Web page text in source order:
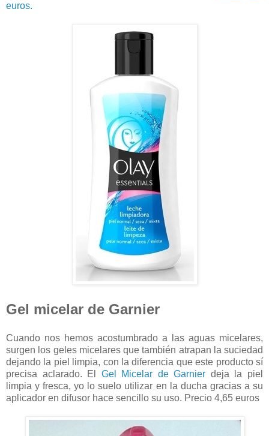
euros.
Gel micelar de Garnier
Cuando nos hemos acostumbrado a las aguas micelares,
surgen los geles micelares que también atrapan la suciedad
dejando la piel limpia, con la diferencia que este producto sí
precisa aclarado. El Gel Micelar de Garnier deja la piel
limpia y fresca, yo lo suelo utilizar en la ducha gracias a su
aplicador en difusor hace sencillo su uso. Precio 4,65 euros